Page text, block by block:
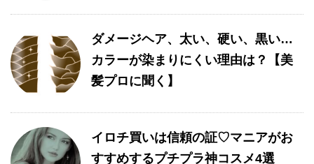
ダメージヘア、太い、硬い、黒い…
カラーが染まりにくい理由は？【美
髪プロに聞く】
イロチ買いは信頼の証♡マニアがお
すすめするプチプラ神コスメ4選